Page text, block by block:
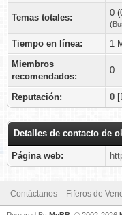
Temas totales: 0
(
Tiempo en línea:
1
Miembros
recomendados:
0
Reputación: 0 [
Detalles de contacto de
Página web:
Contáctanos Fiferos de